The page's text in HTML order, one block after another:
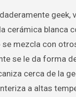
geek,
cerámica blanca
mezcla con
se le da forma
cerca de la
a altas